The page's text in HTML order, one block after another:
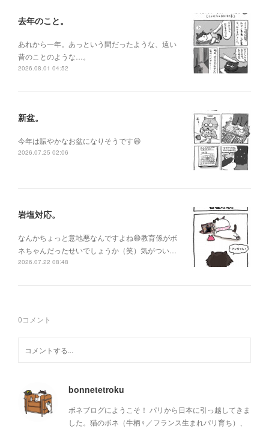
去年のこと。
あれから一年。あっという間だったような、遠い
昔のことのような…。
2026.08.01 04:52
新盆。
今年は賑やかなお盆になりそうです😆
2026.07.25 02:06
岩塩対応。
なんかちょっと意地悪なんですよね😅教育係がボ
ネちゃんだったせいでしょうか（笑）気がつい…
2026.07.22 08:48
0コメント
bonnetetroku
ボネブログにようこそ！ パリから日本に引っ越してきま
した。猫のボネ（牛柄♀／フランス生まれパリ育ち）、